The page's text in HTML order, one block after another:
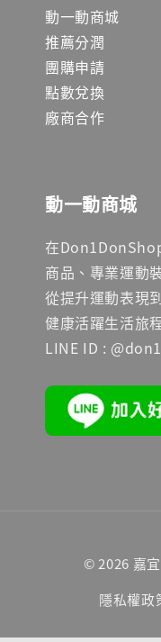
動一動商城
推薦分潤
團購申請
點數兌換
廠商合作
動一動商城
在
商品、專業運動
從提升運動表現
健康活躍生活旅
LINE ID :
© 2026 嘉
隱私權政